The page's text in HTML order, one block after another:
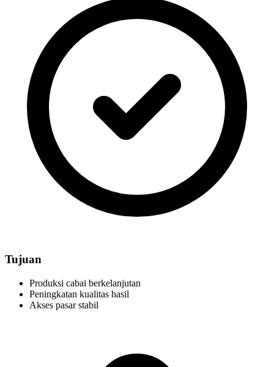
Tujuan
Produksi cabai berkelanjutan
Peningkatan kualitas hasil
Akses pasar stabil